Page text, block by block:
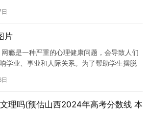
片
瘾是一种严重的心理健康问题，会导致人们
学业、事业和人际关系。为了帮助学生摆脱
理吗(预估山西2024年高考分数线 本